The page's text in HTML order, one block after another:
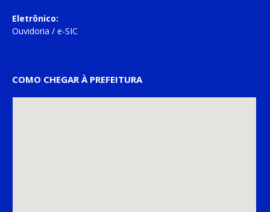
Eletrônico:
Ouvidoria / e-SIC
COMO CHEGAR À PREFEITURA